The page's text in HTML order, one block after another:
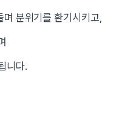
분위기를 환기시키고,
니다.